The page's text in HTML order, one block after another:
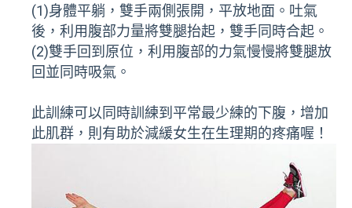
(1)身體平躺，雙手兩側張開，平放地面。吐氣
後，利用腹部力量將雙腿抬起，雙手同時合起。
(2)雙手回到原位，利用腹部的力氣慢慢將雙腿放
回並同時吸氣。
此訓練可以同時訓練到平常最少練的下腹，增加
此肌群，則有助於減緩女生在生理期的疼痛喔！